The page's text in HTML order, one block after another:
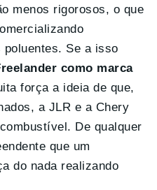
menos rigorosos, o que
Se a isso
como marca
força a ideia de que,
a JLR e a Chery
De qualquer
que um
do nada realizando